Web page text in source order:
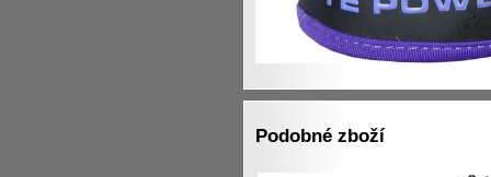
Podobné zboží